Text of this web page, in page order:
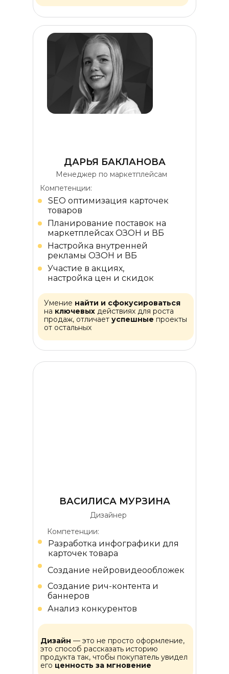
Компетенции:
Менеджер по маркетплейсам
Дизайнер
SEO оптимизация карточек
товаров
Планирование поставок на
маркетплейсах ОЗОН и ВБ
Настройка внутренней
рекламы ОЗОН и ВБ
Участие в акциях,
настройка цен и скидок
ДАРЬЯ БАКЛАНОВА
Дизайн — это не просто оформление,
это способ рассказать историю
продукта так, чтобы покупатель увидел
его ценность за мгновение
Умение найти и сфокусироваться
на ключевых действиях для роста
продаж, отличает успешные проекты
от остальных
Компетенции:
Разработка инфографики для
карточек товара
Создание нейровидеообложек
Создание рич-контента и
баннеров
Анализ конкурентов
ВАСИЛИСА МУРЗИНА